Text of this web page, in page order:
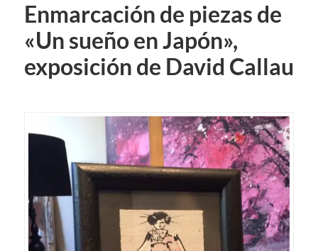
Enmarcación de piezas de
«Un sueño en Japón»,
exposición de David Callau